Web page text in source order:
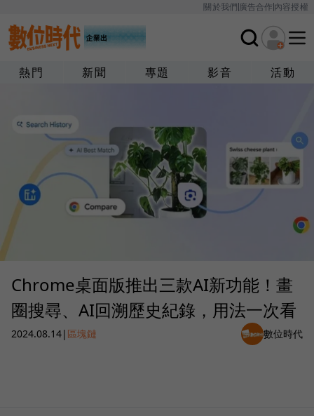
關於我們廣告合作內容授權
熱門 新聞 專題 影音 活動
Chrome桌面版推出三款AI新功能！畫
圈搜尋、AI回溯歷史紀錄，用法一次看
2024.08.14| 區塊鏈 數位時代